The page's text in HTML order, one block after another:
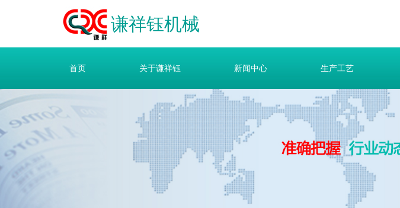
谦祥钰机械
首页 关于谦祥钰 新闻中心 生产工艺